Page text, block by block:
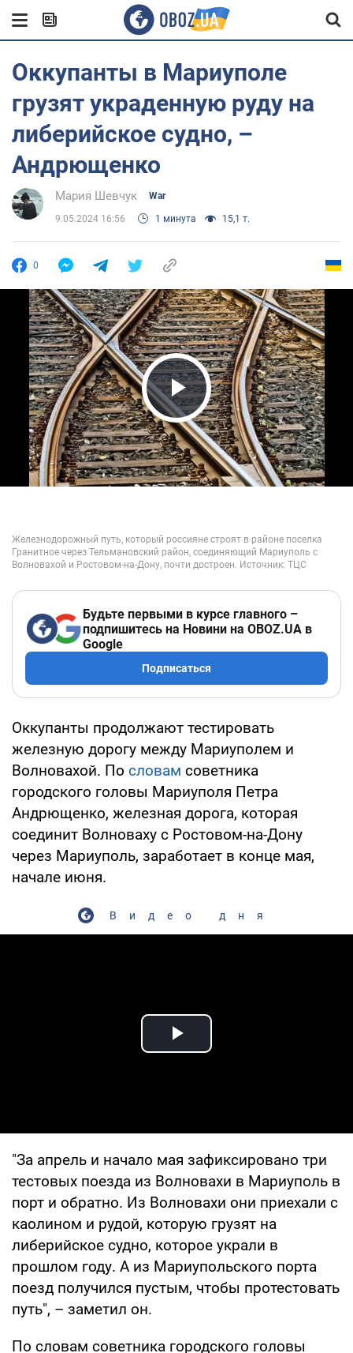
Оккупанты в Мариуполе
грузят украденную руду на
либерийское судно, –
Андрющенко
Мария Шевчук War
9.05.2024 16:56 1 минута 15,1 т.
0
Play Video
Будьте первыми в курсе главного –
подпишитесь на Новини на OBOZ.UA в
Google
Подписаться
Оккупанты продолжают тестировать
железную дорогу между Мариуполем и
Волновахой. По словам советника
городского головы Мариуполя Петра
Андрющенко, железная дорога, которая
соединит Волноваху с Ростовом-на-Дону
через Мариуполь, заработает в конце мая,
начале июня.
Видео дня
Play Video
"За апрель и начало мая зафиксировано три
тестовых поезда из Волновахи в Мариуполь в
порт и обратно. Из Волновахи они приехали с
каолином и рудой, которую грузят на
либерийское судно, которое украли в
прошлом году. А из Мариупольского порта
поезд получился пустым, чтобы протестовать
путь", – заметил он.
По словам советника городского головы